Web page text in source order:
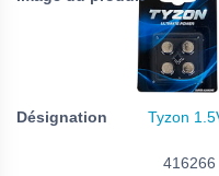
Tyzon
416266